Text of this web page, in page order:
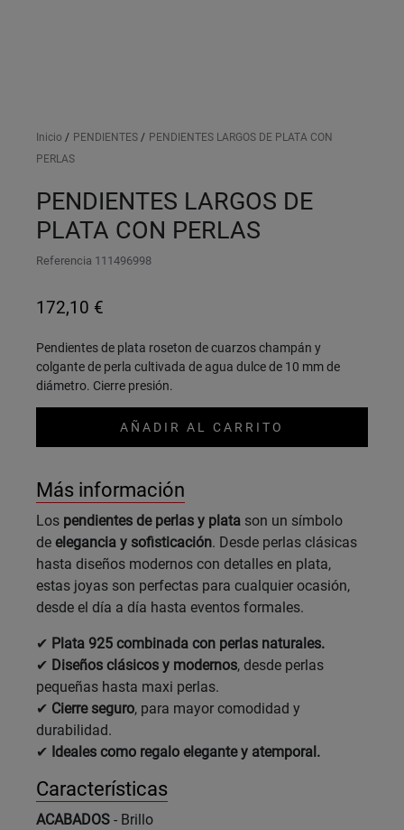
Inicio PENDIENTES
PENDIENTES LARGOS DE PLATA CON
PERLAS
PENDIENTES LARGOS DE
PLATA CON PERLAS
Referencia 111496998
172,10 €
Pendientes de plata roseton de cuarzos champán y
colgante de perla cultivada de agua dulce de 10 mm de
diámetro. Cierre presión.
AÑADIR AL CARRITO
Más información
Los pendientes de perlas y plata son un símbolo
de elegancia y sofisticación. Desde perlas clásicas
hasta diseños modernos con detalles en plata,
estas joyas son perfectas para cualquier ocasión,
desde el día a día hasta eventos formales.
✔ Plata 925 combinada con perlas naturales.
✔ Diseños clásicos y modernos, desde perlas
pequeñas hasta maxi perlas.
✔ Cierre seguro, para mayor comodidad y
durabilidad.
✔ Ideales como regalo elegante y atemporal.
Características
ACABADOS - Brillo